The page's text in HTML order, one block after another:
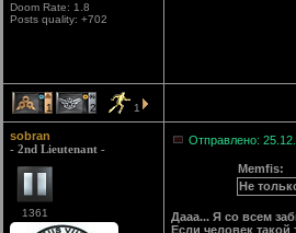
Doom Rate: 1.8
Posts quality: +702
1 2 1
sobran
- 2nd Lieutenant -
1361
Отправлено:
Memfis:
Не
Дааа... Я со всем
Если человек